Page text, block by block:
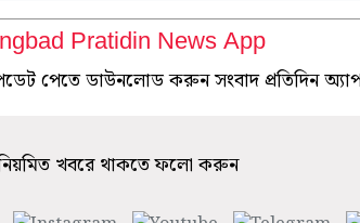
Pratidin News App
পেতে ডাউনলোড করুন সংবাদ প্রতিদিন
খবরে থাকতে ফলো করুন